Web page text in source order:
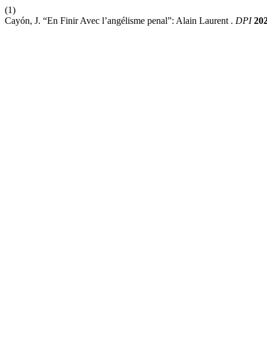
(1)
Cayón, J. “En Finir Avec l’angélisme penal”: Alain Laurent . DPI